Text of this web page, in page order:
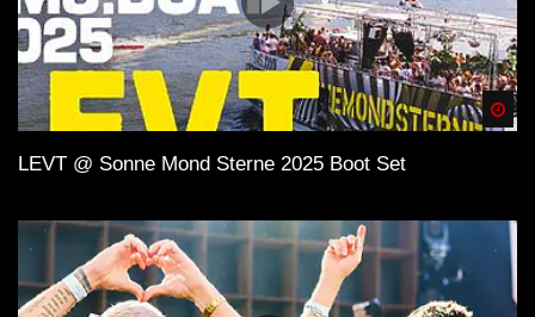
LEVT @ Sonne Mond Sterne 2025 Boot Set